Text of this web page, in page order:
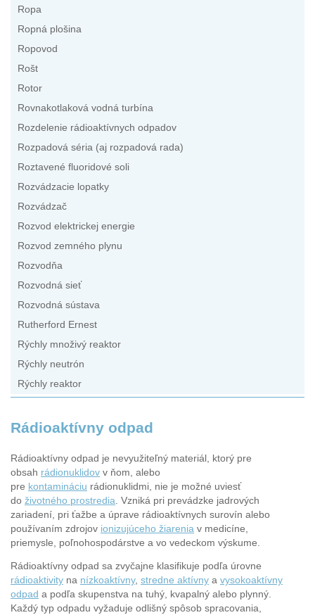
Ropa
Ropná plošina
Ropovod
Rošt
Rotor
Rovnakotlaková vodná turbína
Rozdelenie rádioaktívnych odpadov
Rozpadová séria (aj rozpadová rada)
Roztavené fluoridové soli
Rozvádzacie lopatky
Rozvádzač
Rozvod elektrickej energie
Rozvod zemného plynu
Rozvodňa
Rozvodná sieť
Rozvodná sústava
Rutherford Ernest
Rýchly množivý reaktor
Rýchly neutrón
Rýchly reaktor
Rádioaktívny odpad
Rádioaktívny odpad je nevyužiteľný materiál, ktorý pre
obsah rádionuklidov v ňom, alebo
pre kontamináciu rádionuklidmi, nie je možné uviesť
do životného prostredia . Vzniká pri prevádzke jadrových
zariadení, pri ťažbe a úprave rádioaktívnych surovín alebo
používaním zdrojov ionizujúceho žiarenia v medicíne,
priemysle, poľnohospodárstve a vo vedeckom výskume.
Rádioaktívny odpad sa zvyčajne klasifikuje podľa úrovne
rádioaktivity na nízkoaktívny, stredne aktívny a vysokoaktívny
odpad a podľa skupenstva na tuhý, kvapalný alebo plynný.
Každý typ odpadu vyžaduje odlišný spôsob spracovania,